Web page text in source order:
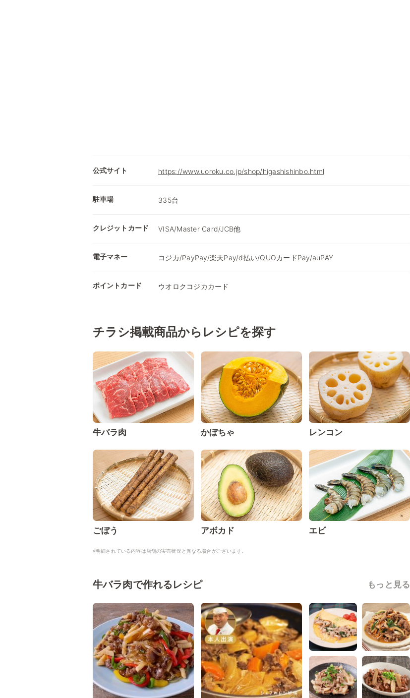
公式サイト https://www.uoroku.co.jp/shop/higashishinbo.html
駐車場 335台
クレジットカード VISA/Master Card/JCB他
電子マネー コジカ/PayPay/楽天Pay/d払い/QUOカードPay/auPAY
ポイントカード ウオロクコジカカード
チラシ掲載商品からレシピを探す
牛バラ肉 かぼちゃ レンコン
ごぼう アボカド エビ
※明細されている内容は店舗の実売状況と異なる場合がございます。
牛バラ肉で作れるレシピ もっと見る